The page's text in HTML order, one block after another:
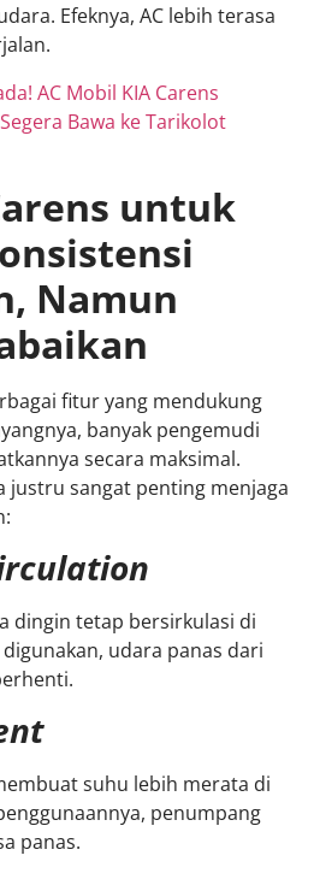
Efeknya, AC lebih terasa
AC Mobil KIA Carens
Bawa ke Tarikolot
untuk
Namun
fitur yang mendukung
banyak pengemudi
secara maksimal.
justru sangat penting menjaga
dingin tetap bersirkulasi di
udara panas dari
suhu lebih merata di
penumpang
panas.